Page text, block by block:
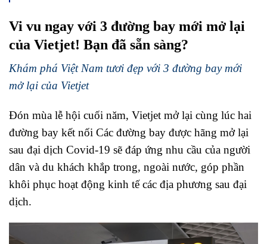
Vi vu ngay với 3 đường bay mới mở lại
của Vietjet! Bạn đã sẵn sàng?
Khám phá Việt Nam tươi đẹp với 3 đường bay mới
mở lại của Vietjet
Đón mùa lễ hội cuối năm, Vietjet mở lại cùng lúc hai
đường bay kết nối Các đường bay được hãng mở lại
sau đại dịch Covid-19 sẽ đáp ứng nhu cầu của người
dân và du khách khắp trong, ngoài nước, góp phần
khôi phục hoạt động kinh tế các địa phương sau đại
dịch.